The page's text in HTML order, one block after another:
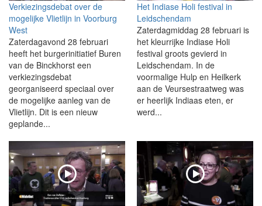
Verkiezingsdebat over de
mogelijke Vlietlijn in Voorburg
West
Zaterdagavond 28 februari
heeft het burgerinitiatief Buren
van de Binckhorst een
verkiezingsdebat
georganiseerd speciaal over
de mogelijke aanleg van de
Vlietlijn. Dit is een nieuw
geplande...
Het Indiase Holi festival in
Leidschendam
Zaterdagmiddag 28 februari is
het kleurrijke Indiase Holi
festival groots gevierd in
Leidschendam. In de
voormalige Hulp en Heilkerk
aan de Veursestraatweg was
er heerlijk Indiaas eten, er
werd...